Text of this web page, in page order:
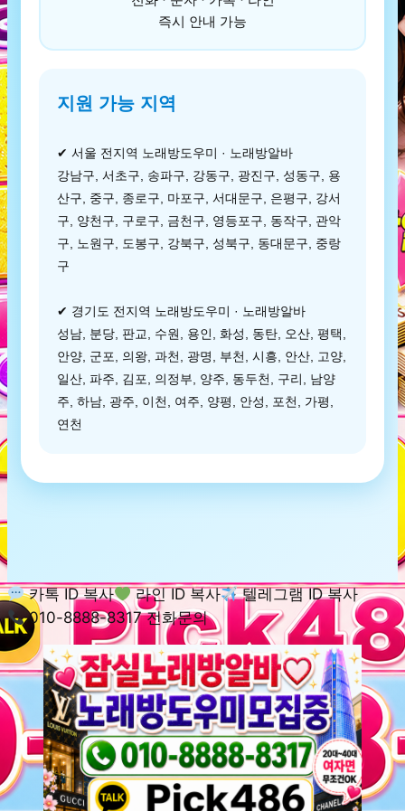
즉시 안내 가능
지원 가능 지역
✔ 서울 전지역 노래방도우미 · 노래방알바
강남구, 서초구, 송파구, 강동구, 광진구, 성동구, 용
산구, 중구, 종로구, 마포구, 서대문구, 은평구, 강서
구, 양천구, 구로구, 금천구, 영등포구, 동작구, 관악
구, 노원구, 도봉구, 강북구, 성북구, 동대문구, 중랑
구
✔ 경기도 전지역 노래방도우미 · 노래방알바
성남, 분당, 판교, 수원, 용인, 화성, 동탄, 오산, 평택,
안양, 군포, 의왕, 과천, 광명, 부천, 시흥, 안산, 고양,
일산, 파주, 김포, 의정부, 양주, 동두천, 구리, 남양
주, 하남, 광주, 이천, 여주, 양평, 안성, 포천, 가평,
연천
카톡 ID 복사 라인 ID 복사
텔레그램 ID 복사
010-8888-8317 전화문의